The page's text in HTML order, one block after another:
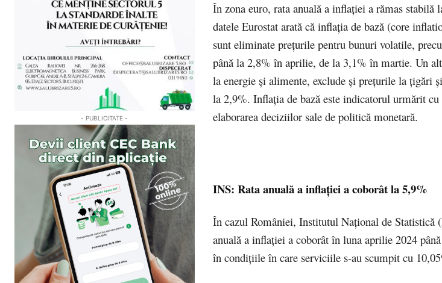
- PUBLICITATE -
În zona euro, rata anuală a inflaţiei a rămas
datele Eurostat arată că inflaţia de bază (core
sunt eliminate preţurile pentru bunuri volatile,
până la 2,8% în aprilie, de la 3,1% în martie. Un
la energie şi alimente, exclude şi preţurile la ţigări
la 2,9%. Inflaţia de bază este indicatorul urmărit
elaborarea deciziilor sale de politică monetară.
INS: Rata anuală a inflaţiei a coborât la 5,9%
În cazul României, Institutul Naţional de Statistică
anuală a inflaţiei a coborât în luna aprilie 2024
în condiţiile în care serviciile s-au scumpit cu